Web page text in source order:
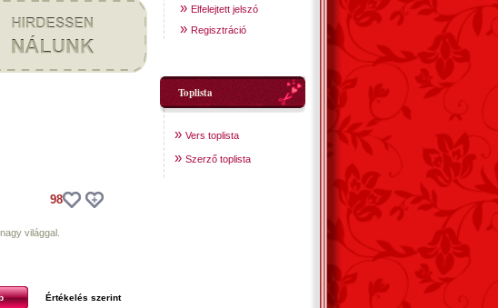
98
világgal.
» Elfelejtett jelszó
» Regisztráció
Toplista
» Vers toplista
» Szerző toplista